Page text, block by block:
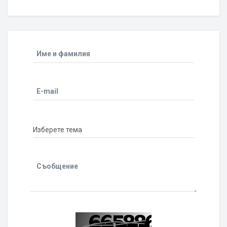
Име и фамилия
E-mail
Съобщение